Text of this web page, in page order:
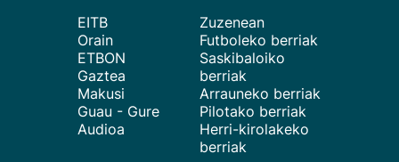
EITB
Orain
ETBON
Gaztea
Makusi
Guau - Gure
Audioa
Zuzenean
Futboleko berriak
Saskibaloiko
berriak
Arrauneko berriak
Pilotako berriak
Herri-kirolakeko
berriak